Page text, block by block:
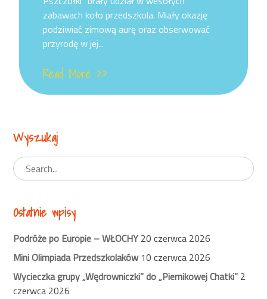
zabawach koło przedszkola. Miały okazję
podziwiać zimową aurę oraz obserwować
przyrodę w jej...
Read More >>
Wyszukaj
Ostatnie wpisy
Podróże po Europie – WŁOCHY20 czerwca 2026
Mini Olimpiada Przedszkolaków10 czerwca 2026
Wycieczka grupy „Wędrowniczki” do „Piernikowej Chatki” 2
czerwca 2026